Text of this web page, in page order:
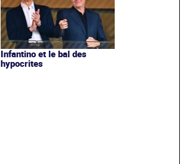
Infantino et le bal des
hypocrites